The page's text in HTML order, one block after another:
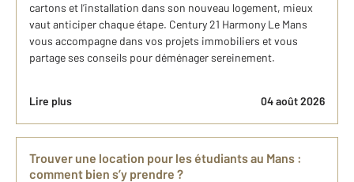
cartons et l’installation dans son nouveau logement, mieux
vaut anticiper chaque étape. Century 21 Harmony Le Mans
vous accompagne dans vos projets immobiliers et vous
partage ses conseils pour déménager sereinement.
Lire plus 04 août 2026
Trouver une location pour les étudiants au Mans :
comment bien s’y prendre ?